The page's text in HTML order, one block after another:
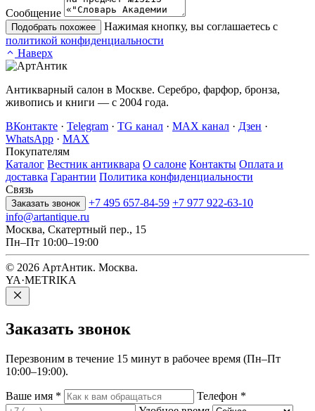
Сообщение
Подобрать похожее
Нажимая кнопку, вы соглашаетесь с
политикой конфиденциальности
Наверх
Антикварный салон в Москве. Серебро, фарфор, бронза,
живопись и книги — с 2004 года.
ВКонтакте · Telegram · TG канал · MAX канал · Дзен ·
WhatsApp · MAX
Покупателям
Каталог Вестник антиквара О салоне Контакты Оплата и
доставка Гарантии Политика конфиденциальности
Связь
Заказать звонок +7 495 657-84-59 +7 977 922-63-10
info@artantique.ru
Москва, Скатертный пер., 15
Пн–Пт 10:00–19:00
© 2026 АртАнтик. Москва.
YA·METRIKA
Заказать звонок
Перезвоним в течение 15 минут в рабочее время (Пн–Пт
10:00–19:00).
Ваше имя * Телефон *